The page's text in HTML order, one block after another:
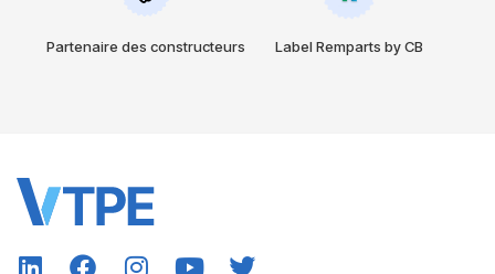
Partenaire des constructeurs Label Remparts by CB